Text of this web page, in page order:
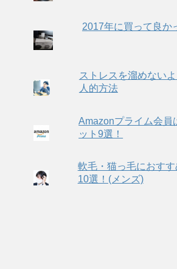
2017年に買って良か
ストレスを溜めない
人的方法
Amazonプライム会員
ット9選！
軟毛・猫っ毛におす
10選！(メンズ)